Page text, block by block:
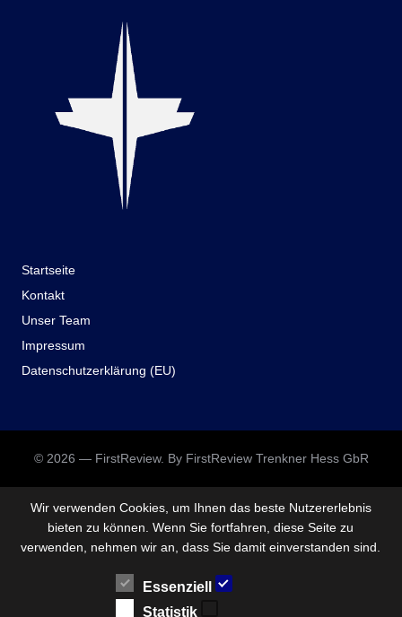
Startseite
Kontakt
Unser Team
Impressum
Datenschutzerklärung (EU)
© 2026 — FirstReview. By FirstReview Trenkner Hess GbR
Wir verwenden Cookies, um Ihnen das beste Nutzererlebnis
bieten zu können. Wenn Sie fortfahren, diese Seite zu
verwenden, nehmen wir an, dass Sie damit einverstanden sind.
Essenziell
Statistik